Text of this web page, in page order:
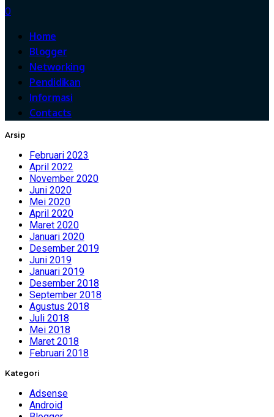
0
Home
Blogger
Networking
Pendidikan
Informasi
Contacts
Arsip
Februari 2023
April 2022
November 2020
Juni 2020
Mei 2020
April 2020
Maret 2020
Januari 2020
Desember 2019
Juni 2019
Januari 2019
Desember 2018
September 2018
Agustus 2018
Juli 2018
Mei 2018
Maret 2018
Februari 2018
Kategori
Adsense
Android